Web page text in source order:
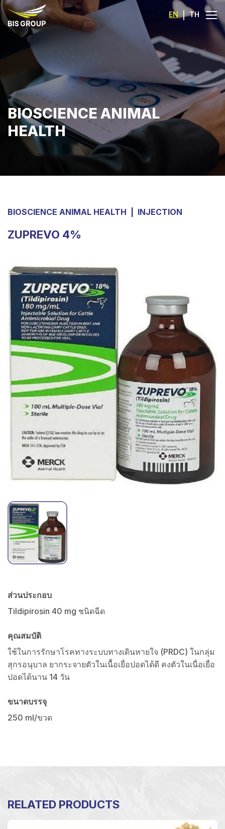
EN | TH
BIOSCIENCE ANIMAL
HEALTH
BIOSCIENCE ANIMAL HEALTH INJECTION
ZUPREVO 4%
ส่วนประกอบ
Tildipirosin 40 mg ชนิดฉีด
คุณสมบัติ
ใช้ในการรักษาโรคทางระบบทางเดินหายใจ (PRDC) ในกลุ่ม
สุกรอนุบาล ยากระจายตัวในเนื้อเยื่อปอดได้ดี คงตัวในเนื่อเยื่อ
ปอดได้นาน 14 วัน
ขนาดบรรจุ
250 ml/ขวด
RELATED PRODUCTS